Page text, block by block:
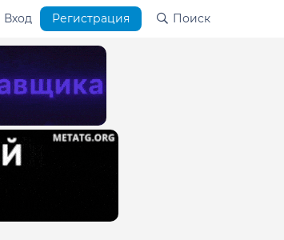
Вход Регистрация Поиск